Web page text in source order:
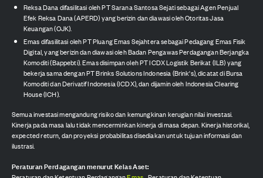
Reksa Dana difasilitasi oleh PT Sarana Santosa Sejati sebagai Agen Penjual
Efek Reksa Dana (APERD) yang berizin dan diawasi oleh Otoritas Jasa
Keuangan (OJK).
Emas difasilitasi oleh PT Pluang Emas Sejahtera sebagai Pedagang Emas Fisik
Digital, yang berizin dan diawasi oleh Badan Pengawas Perdagangan Berjangka
Komoditi (Bappebti). Emas disimpan oleh PT ICDX Logistik Berikat (ILB) yang
bekerja sama dengan PT Brinks Solutions Indonesia (Brink's), dicatat di Bursa
Komoditi dan Derivatif Indonesia (ICDX), dan dijamin oleh Indonesia Clearing
House (ICH).
Semua investasi mengandung risiko dan kemungkinan kerugian nilai investasi.
Kinerja pada masa lalu tidak mencerminkan kinerja di masa depan. Kinerja historikal,
expected return, dan proyeksi probabilitas disediakan untuk tujuan informasi dan
ilustrasi.
Peraturan Perdagangan menurut Kelas Aset: